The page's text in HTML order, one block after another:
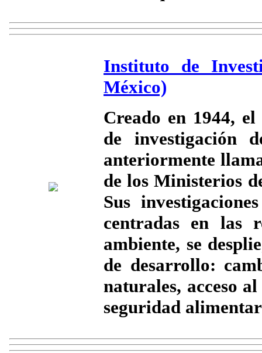
Instituto de
México)
Creado en 1944,
de investigación
anteriormente
de los Ministerios
Sus
centradas en las
ambiente, se
de desarrollo:
naturales, acceso
seguridad